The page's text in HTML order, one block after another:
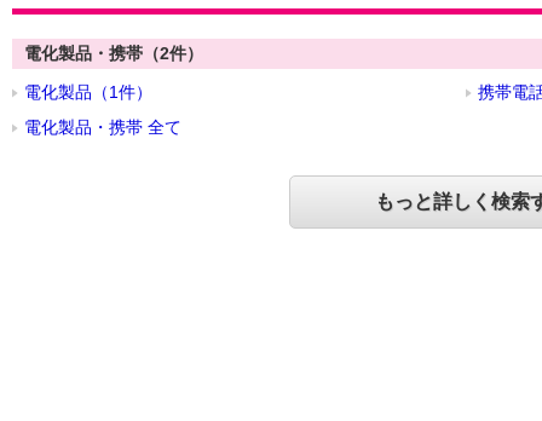
電化製品・携帯（2件）
電化製品（1件）
携帯電
電化製品・携帯 全て
もっと詳しく検索